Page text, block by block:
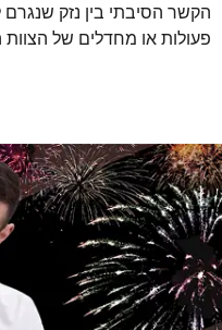
הקשר הסיבתי בין נזק שנגרם
פעולות או מחדלים של הצוות